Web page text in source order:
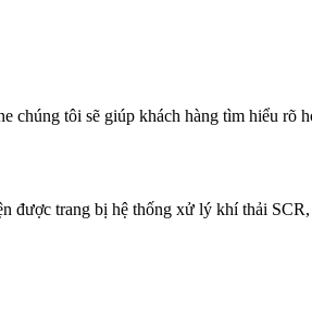
tôi sẽ giúp khách hàng tìm hiểu rõ
được trang bị hệ thống xử lý khí thải